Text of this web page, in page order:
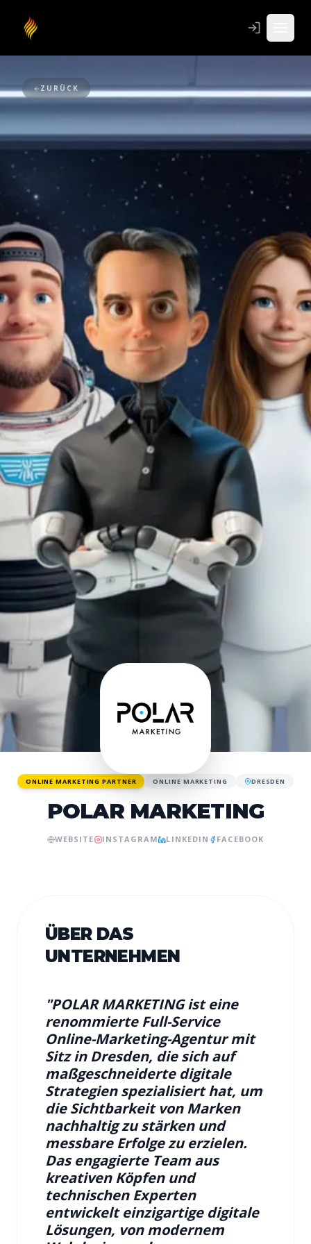
ZURÜCK
ONLINE MARKETING PARTNER ONLINE MARKETING DRESDEN
POLAR MARKETING
WEBSITE INSTAGRAM LINKEDIN FACEBOOK
ÜBER DAS
UNTERNEHMEN
"POLAR MARKETING ist eine
renommierte Full-Service
Online-Marketing-Agentur mit
Sitz in Dresden, die sich auf
maßgeschneiderte digitale
Strategien spezialisiert hat, um
die Sichtbarkeit von Marken
nachhaltig zu stärken und
messbare Erfolge zu erzielen.
Das engagierte Team aus
kreativen Köpfen und
technischen Experten
entwickelt einzigartige digitale
Lösungen, von modernem